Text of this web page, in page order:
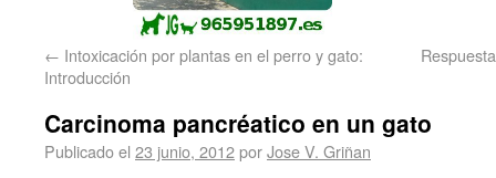
← Intoxicación por plantas en el perro y gato:
Introducción
Carcinoma pancréatico en un gato
Publicado el 23 junio, 2012porJose V. Griñan